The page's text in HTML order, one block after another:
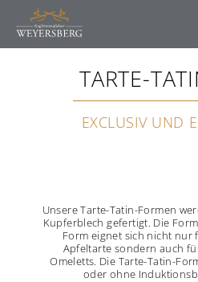
TARTE-
EXCLUSIV UND
Unsere Tarte-Tatin-Formen
Kupferblech gefertigt. Die
Form eignet sich nicht nur
Apfeltarte sondern auch
Omeletts. Die Tarte-Tatin-
oder ohne